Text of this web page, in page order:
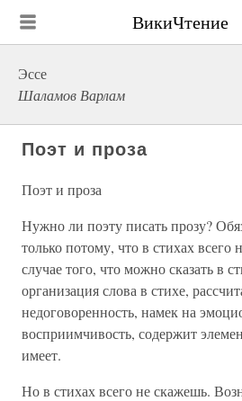
ВикиЧтение
Эссе
Шаламов Варлам
Поэт и проза
Поэт и проза
Нужно ли поэту писать прозу?
только потому, что в стихах всего
случае того, что можно сказать в
организация слова в стихе,
недоговоренность, намек на
восприимчивость, содержит
имеет.
Но в стихах всего не скажешь.